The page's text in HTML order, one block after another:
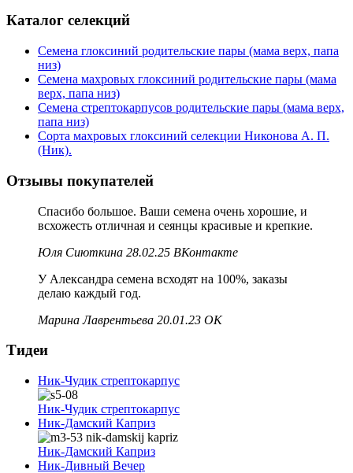
Каталог селекций
Семена глоксиний родительские пары (мама верх, папа
низ)
Семена махровых глоксиний родительские пары (мама
верх, папа низ)
Семена стрептокарпусов родительские пары (мама верх,
папа низ)
Сорта махровых глоксиний селекции Никонова А. П.
(Ник).
Отзывы покупателей
Спасибо большое. Ваши семена очень хорошие, и
всхожесть отличная и сеянцы красивые и крепкие.
Юля Сиюткина 28.02.25 ВКонтакте
У Александра семена всходят на 100%, заказы
делаю каждый год.
Марина Лаврентьева 20.01.23 ОК
Тидеи
Ник-Чудик стрептокарпус
Ник-Чудик стрептокарпус
Ник-Дамский Каприз
Ник-Дамский Каприз
Ник-Дивный Вечер